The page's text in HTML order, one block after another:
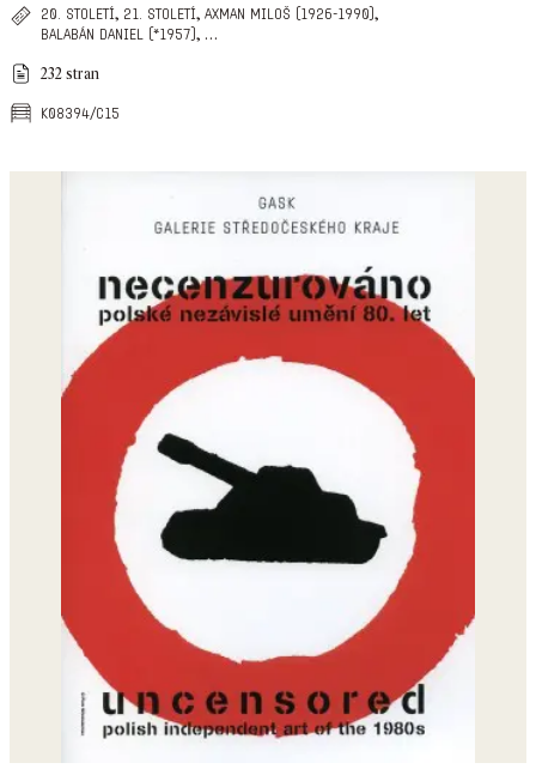
20. století, 21. století, axman miloš (1926-1990) ,
balabán daniel (*1957) , …
232 stran
k08394/c15